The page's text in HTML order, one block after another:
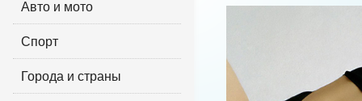
Авто и мото
Спорт
Города и страны